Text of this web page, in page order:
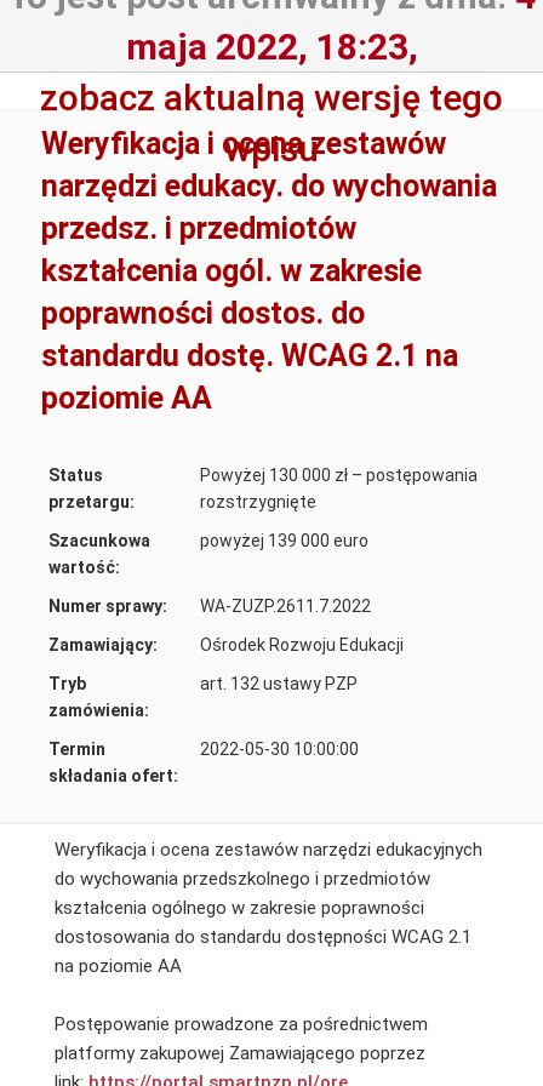
maja 2022, 18:23,
zobacz aktualną wersję tego
wpisu
Weryfikacja i ocena zestawów
narzędzi edukacy. do wychowania
przedsz. i przedmiotów
kształcenia ogól. w zakresie
poprawności dostos. do
standardu dostę. WCAG 2.1 na
poziomie AA
Status
przetargu:
Powyżej 130 000 zł – postępowania
rozstrzygnięte
Szacunkowa
wartość:
powyżej 139 000 euro
Numer sprawy:
WA-ZUZP.2611.7.2022
Zamawiający:
Ośrodek Rozwoju Edukacji
Tryb
zamówienia:
art. 132 ustawy PZP
Termin
składania ofert:
2022-05-30 10:00:00
Weryfikacja i ocena zestawów narzędzi edukacyjnych
do wychowania przedszkolnego i przedmiotów
kształcenia ogólnego w zakresie poprawności
dostosowania do standardu dostępności WCAG 2.1
na poziomie AA
Postępowanie prowadzone za pośrednictwem
platformy zakupowej Zamawiającego poprzez